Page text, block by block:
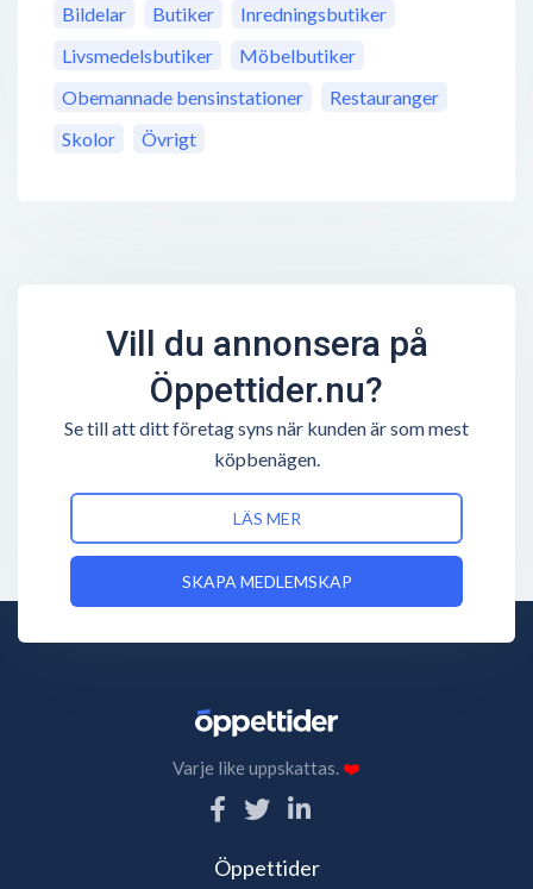
Bildelar
Butiker
Inredningsbutiker
Livsmedelsbutiker
Möbelbutiker
Obemannade bensinstationer
Restauranger
Skolor
Övrigt
Vill du annonsera på
Öppettider.nu?
Se till att ditt företag syns när kunden är som mest
köpbenägen.
LÄS MER
SKAPA MEDLEMSKAP
Varje like uppskattas.❤️
Öppettider